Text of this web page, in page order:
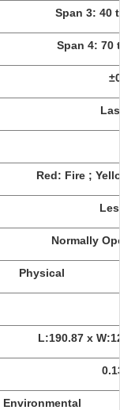
Span 3: 40
Span 4: 70
Red: Fire ;
Normally
Physical
L:190.87 x
Environmental